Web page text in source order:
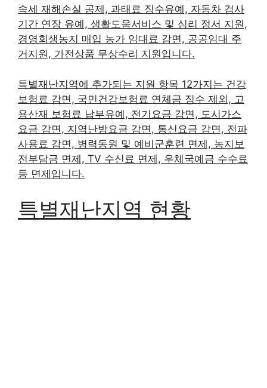
속세 재해손실 공제, 과태료 징수유예, 자동차 검사
기간 연장 유예, 생활도움서비스 및 심리 정서 지원,
경영회생농지 매입 농가 임대료 감면, 공공임대 주
거지원, 가전상품 무상수리 지원입니다.
특별재난지역에 추가되는 지원 항목 12가지는 건강
보험료 감면, 국민건강보험료 연체금 징수 제외, 고
용산재 보험료 납부유예, 전기요금 감면, 도시가스
요금 감면, 지역난방요금 감면, 통신요금 감면, 전파
사용료 감면, 병력동원 및 예비군훈련 면제, 농지보
전부담금 면제, TV 수신료 면제, 우체국예금 수수료
등 면제입니다.
특별재난지역 현황